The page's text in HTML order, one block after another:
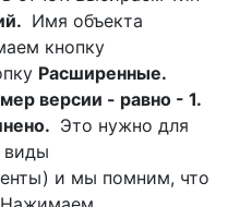
Имя объекта
кнопку
Расширенные.
версии - равно - 1.
Это нужно для
виды
и мы помним, что